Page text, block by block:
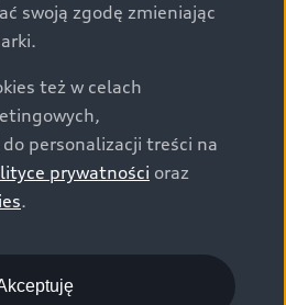
się z Partnerem Marki
obecnie samochody marki Audi
spełniających pod
i recyklingu wymagania
22628 i są zgodne z
homologacji wydanymi wg
zapewnienia wszystkim
marki Volkswagen sieci
swoją zgodę zmieniając
też w celach
do personalizacji treści na
prywatności oraz
.